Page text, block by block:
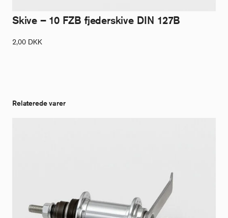
Skive – 10 FZB fjederskive DIN 127B
2,00 DKK
Relaterede varer